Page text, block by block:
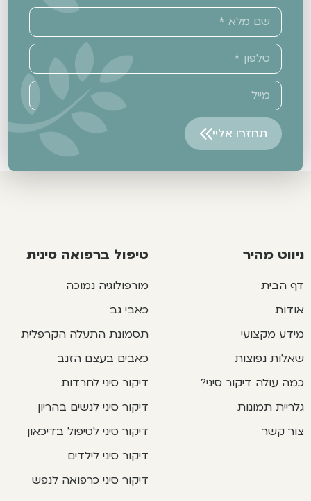
תחזרו אליי
ניווט מהיר
דף הבית
אודות
מידע מקצועי
שאלות נפוצות
כמה עולה דיקור סיני?
גלריית תמונות
צור קשר
טיפול ברפואה סינית
מורפולוגיה נמוכה
כאבי גב
תסמונת התעלה הקרפלית
כאבים בעצם הזנב
דיקור סיני לחרדות
דיקור סיני לנשים בהריון
דיקור סיני לטיפול בדיכאון
דיקור סיני לילדים
דיקור סיני כרפואה לנפש